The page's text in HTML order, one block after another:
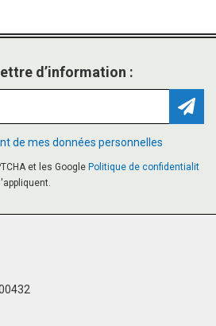
d’information :
de mes données personnelles
et les Google Politique de confidentialit